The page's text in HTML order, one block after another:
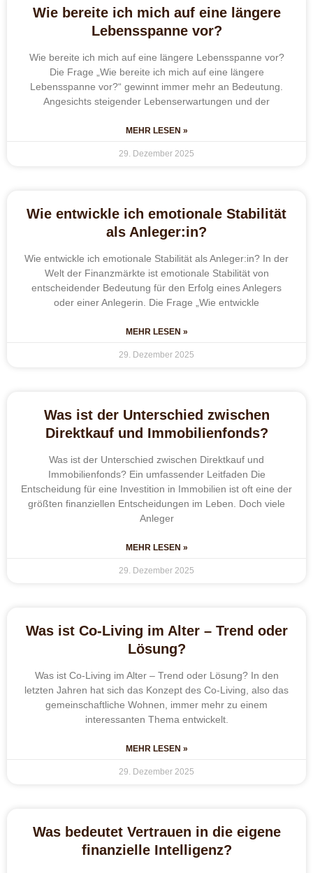
Wie bereite ich mich auf eine längere
Lebensspanne vor?
Wie bereite ich mich auf eine längere Lebensspanne vor?
Die Frage „Wie bereite ich mich auf eine längere
Lebensspanne vor?“ gewinnt immer mehr an Bedeutung.
Angesichts steigender Lebenserwartungen und der
MEHR LESEN »
29. Dezember 2025
Wie entwickle ich emotionale Stabilität
als Anleger:in?
Wie entwickle ich emotionale Stabilität als Anleger:in? In der
Welt der Finanzmärkte ist emotionale Stabilität von
entscheidender Bedeutung für den Erfolg eines Anlegers
oder einer Anlegerin. Die Frage „Wie entwickle
MEHR LESEN »
29. Dezember 2025
Was ist der Unterschied zwischen
Direktkauf und Immobilienfonds?
Was ist der Unterschied zwischen Direktkauf und
Immobilienfonds? Ein umfassender Leitfaden Die
Entscheidung für eine Investition in Immobilien ist oft eine der
größten finanziellen Entscheidungen im Leben. Doch viele
Anleger
MEHR LESEN »
29. Dezember 2025
Was ist Co-Living im Alter – Trend oder
Lösung?
Was ist Co-Living im Alter – Trend oder Lösung? In den
letzten Jahren hat sich das Konzept des Co-Living, also das
gemeinschaftliche Wohnen, immer mehr zu einem
interessanten Thema entwickelt.
MEHR LESEN »
29. Dezember 2025
Was bedeutet Vertrauen in die eigene
finanzielle Intelligenz?